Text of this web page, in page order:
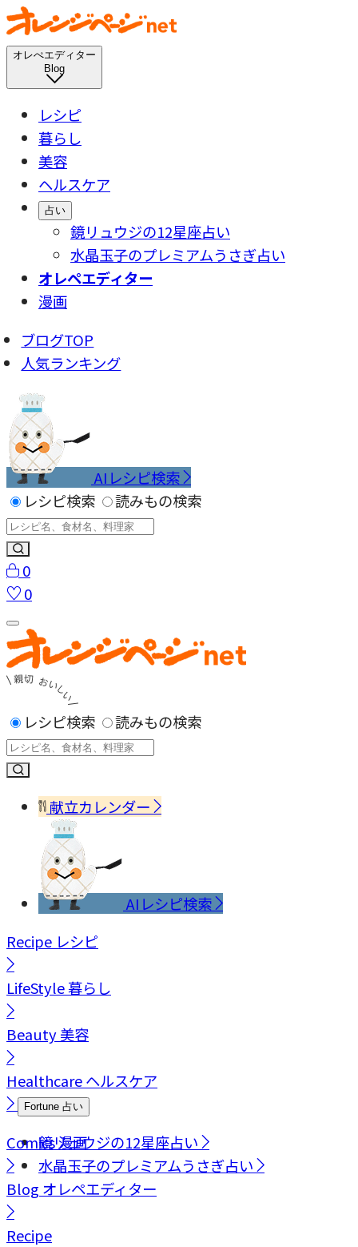
オレぺエディター
Blog
レシピ
暮らし
美容
ヘルスケア
占い
鏡リュウジの12星座占い
水晶玉子のプレミアムうさぎ占い
オレペエディター
漫画
ブログTOP
人気ランキング
AIレシピ検索
レシピ検索
読みもの検索
0
0
レシピ検索 読みもの検索
献立カレンダー
AIレシピ検索
Recipe レシピ
LifeStyle暮らし
Beauty美容
Healthcareヘルスケア
Fortune 占い
鏡リュウジの12星座占い
水晶玉子のプレミアムうさぎ占い
Comics漫画
Blog オレペエディター
Recipe